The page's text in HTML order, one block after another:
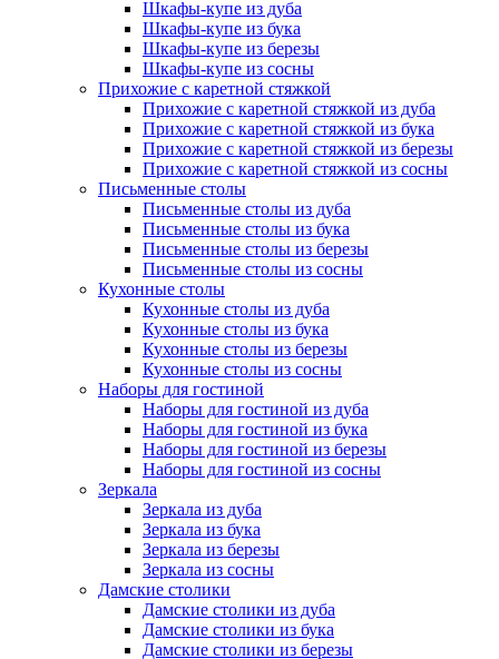
Шкафы-купе из дуба
Шкафы-купе из бука
Шкафы-купе из березы
Шкафы-купе из сосны
Прихожие с каретной стяжкой
Прихожие с каретной стяжкой из дуба
Прихожие с каретной стяжкой из бука
Прихожие с каретной стяжкой из березы
Прихожие с каретной стяжкой из сосны
Письменные столы
Письменные столы из дуба
Письменные столы из бука
Письменные столы из березы
Письменные столы из сосны
Кухонные столы
Кухонные столы из дуба
Кухонные столы из бука
Кухонные столы из березы
Кухонные столы из сосны
Наборы для гостиной
Наборы для гостиной из дуба
Наборы для гостиной из бука
Наборы для гостиной из березы
Наборы для гостиной из сосны
Зеркала
Зеркала из дуба
Зеркала из бука
Зеркала из березы
Зеркала из сосны
Дамские столики
Дамские столики из дуба
Дамские столики из бука
Дамские столики из березы